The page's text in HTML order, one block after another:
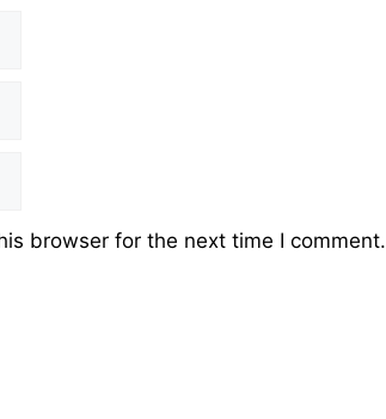
browser for the next time I comment.